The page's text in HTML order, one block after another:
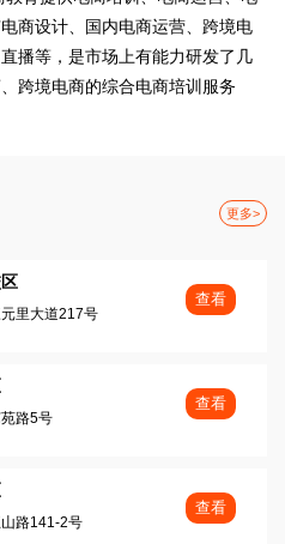
商设计、国内电商运营、跨境电
播等，是市场上有能力研发了几
跨境电商的综合电商培训服务
更多>
里大道217号
查看
路5号
查看
路141-2号
查看